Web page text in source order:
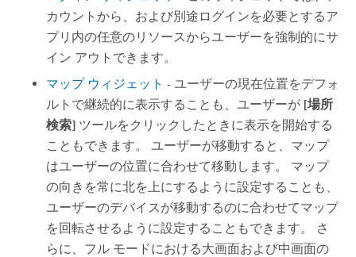
カウントから、および別途ログインを必要とするア
プリ内の任意のリソースからユーザーを強制的にサ
イン アウトできます。
マップ ウィジェット - ユーザーの現在位置をデフォ
ルトで継続的に表示することも、ユーザーが [場所
検索] ツールをクリックしたときに表示を開始する
こともできます。 ユーザーが移動すると、マップ
はユーザーの位置に合わせて移動します。 マップ
の向きを常に北を上にするように設定することも、
ユーザーのデバイスが移動するのに合わせてマップ
を回転させるように設定することもできます。 さ
らに、フル モードにおける大画面および中画面の